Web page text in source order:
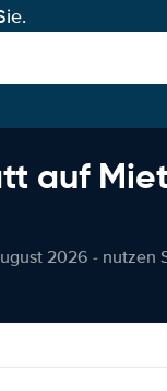
auf
2026 - nutzen